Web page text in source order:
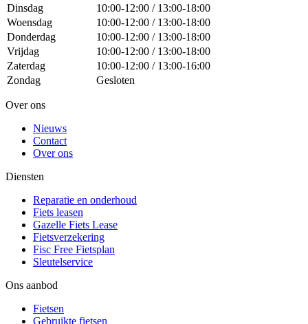
Dinsdag
10:00-12:00 / 13:00-18:00
Woensdag
10:00-12:00 / 13:00-18:00
Donderdag
10:00-12:00 / 13:00-18:00
Vrijdag
10:00-12:00 / 13:00-18:00
Zaterdag
10:00-12:00 / 13:00-16:00
Zondag
Gesloten
Over ons
Nieuws
Contact
Over ons
Diensten
Reparatie en onderhoud
Fiets leasen
Gazelle Fiets Lease
Fietsverzekering
Fisc Free Fietsplan
Sleutelservice
Ons aanbod
Fietsen
Gebruikte fietsen